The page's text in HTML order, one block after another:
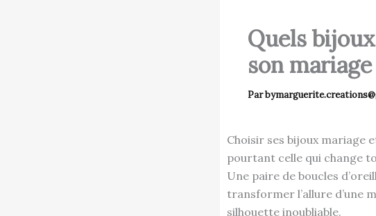
Quels
son mariage
Par
Choisir ses bijoux mariage
pourtant celle qui change
Une paire de boucles
transformer l’allure d’une
silhouette inoubliable.